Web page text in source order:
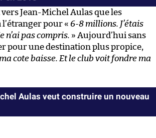
vers Jean-Michel Aulas que les
pour « 6-8 millions. J’étais
n’ai pas compris. » Aujourd’hui sans
pour une destination plus propice,
cote baisse. Et le club voit fondre ma
Aulas veut construire un nouveau